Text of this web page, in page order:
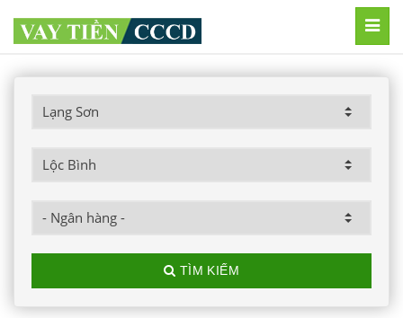
TÌM KIẾM